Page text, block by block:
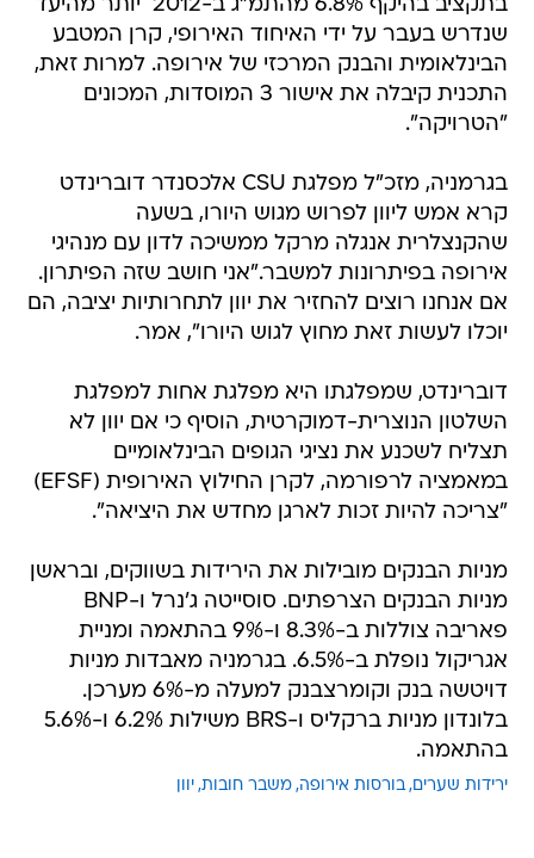
בתקציב בהיקף 6.8% מהתמ"ג ב-2012  יותר מהיעד
שנדרש בעבר על ידי האיחוד האירופי, קרן המטבע
הבינלאומית והבנק המרכזי של אירופה. למרות זאת,
התכנית קיבלה את אישור 3 המוסדות, המכונים
"הטרויקה".
בגרמניה, מזכ"ל מפלגת CSU אלכסנדר דוברינדט
קרא אמש ליוון לפרוש מגוש היורו, בשעה
שהקנצלרית אנגלה מרקל ממשיכה לדון עם מנהיגי
אירופה בפיתרונות למשבר."אני חושב שזה הפיתרון.
אם אנחנו רוצים להחזיר את יוון לתחרותיות יציבה, הם
יוכלו לעשות זאת מחוץ לגוש היורו", אמר.
דוברינדט, שמפלגתו היא מפלגת אחות למפלגת
השלטון הנוצרית-דמוקרטית, הוסיף כי אם יוון לא
תצליח לשכנע את נציגי הגופים הבינלאומיים
במאמציה לרפורמה, לקרן החילוץ האירופית (EFSF)
"צריכה להיות זכות לארגן מחדש את היציאה".
מניות הבנקים מובילות את הירידות בשווקים, ובראשן
מניות הבנקים הצרפתים. סוסייטה ג'נרל ו-BNP
פאריבה צוללות ב-8.3% ו-9% בהתאמה ומניית
אגריקול נופלת ב-6.5%. בגרמניה מאבדות מניות
דויטשה בנק וקומרצבנק למעלה מ-6% מערכן.
בלונדון מניות ברקליס ו-BRS משילות 6.2% ו-5.6%
בהתאמה.
ירידות שערים בורסות אירופה משבר חובות יוון